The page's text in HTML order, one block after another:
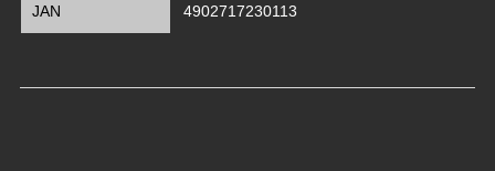
JAN 4902717230113